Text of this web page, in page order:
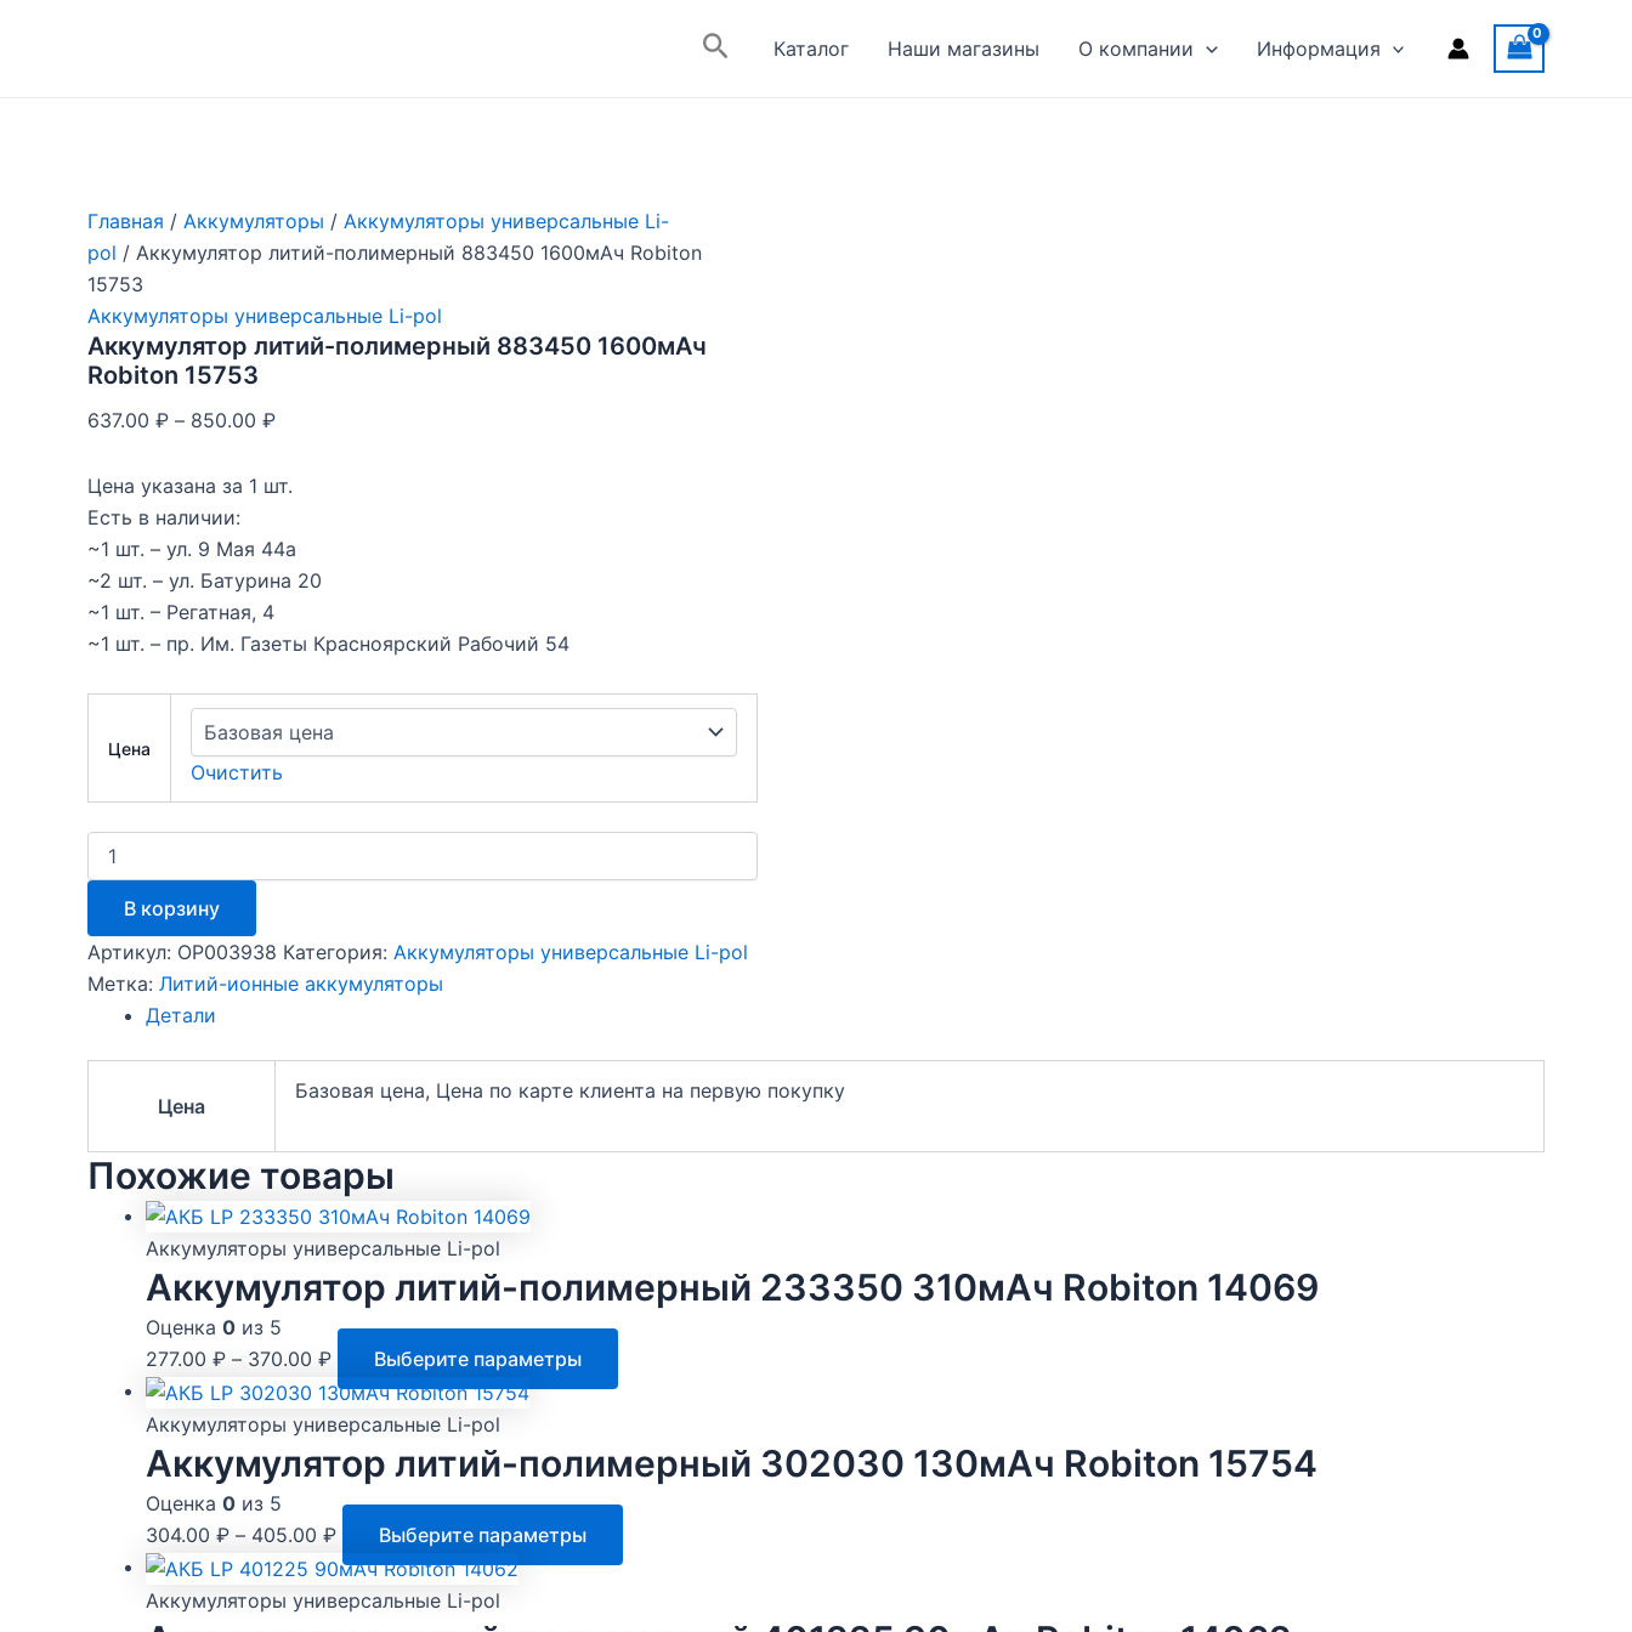
ПоискКаталог Наши магазины О компании Информация
Главная / Аккумуляторы / Аккумуляторы универсальные Li-
pol / Аккумулятор литий-полимерный 883450 1600мАч Robiton
15753
Аккумуляторы универсальные Li-pol
Аккумулятор литий-полимерный 883450 1600мАч
Robiton 15753
637.00 ₽ – 850.00 ₽
Цена указана за 1 шт.
Есть в наличии:
~1 шт. – ул. 9 Мая 44а
~2 шт. – ул. Батурина 20
~1 шт. – Регатная, 4
~1 шт. – пр. Им. Газеты Красноярский Рабочий 54
Цена
Очистить
Количество
товара
Аккумулятор
литий-
полимерный
883450
1600мАч
Robiton
В корзину
Артикул: OP003938 Категория: Аккумуляторы универсальные Li-pol
Метка: Литий-ионные аккумуляторы
Детали
Цена
Базовая цена, Цена по карте клиента на первую покупку
Похожие товары
Аккумуляторы универсальные Li-pol
Аккумулятор литий-полимерный 233350 310мАч Robiton 14069
Оценка 0 из 5
277.00 ₽ – 370.00 ₽ Выберите параметры
товар
несколько
вариаций.
Опции
Аккумуляторы универсальные Li-pol
Аккумулятор литий-полимерный 302030 130мАч Robiton 15754
Оценка 0 из 5
304.00 ₽ – 405.00 ₽ Выберите параметры
товар
Аккумуляторы универсальные Li-pol